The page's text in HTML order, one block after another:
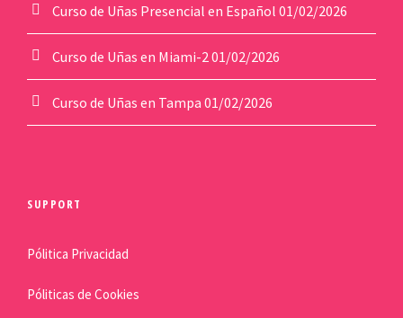
Curso de Uñas Presencial en Español 01/02/2026
Curso de Uñas en Miami-2 01/02/2026
Curso de Uñas en Tampa 01/02/2026
SUPPORT
Pólitica Privacidad
Póliticas de Cookies